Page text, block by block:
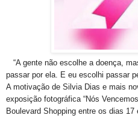
“A gente não escolhe a doença,
passar por ela. E eu escolhi passar
A motivação de Silvia Dias e mais
exposição fotográfica “Nós
Boulevard Shopping entre os dias 17